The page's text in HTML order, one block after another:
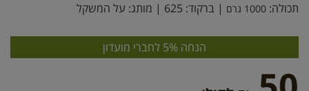
תכולה: 1000 גרם | ברקוד: 625 | מותג: על המשקל
הנחה 5% לחברי מועדון